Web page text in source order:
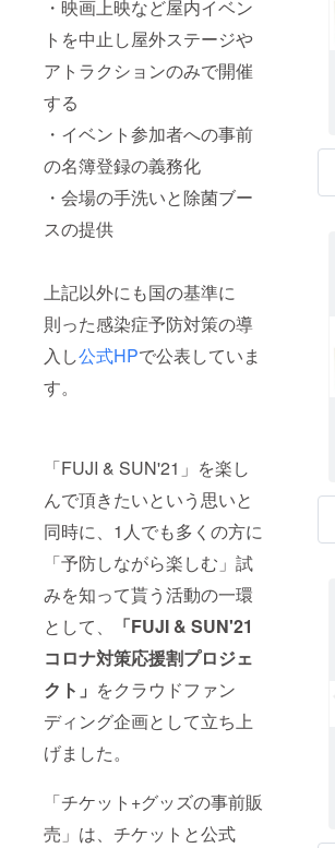
・映画上映など屋内イベン
トを中止し屋外ステージや
アトラクションのみで開催
する
・イベント参加者への事前
の名簿登録の義務化
・会場の手洗いと除菌ブー
スの提供
上記以外にも国の基準に
則った感染症予防対策の導
入し公式HPで公表していま
す。
「FUJI & SUN'21」を楽し
んで頂きたいという思いと
同時に、1人でも多くの方に
「予防しながら楽しむ」試
みを知って貰う活動の一環
として、
「FUJI & SUN'21
コロナ対策応援割プロジェ
クト」 をクラウドファン
ディング企画として立ち上
げました。
「チケット+グッズの事前販
売」は、チケットと公式